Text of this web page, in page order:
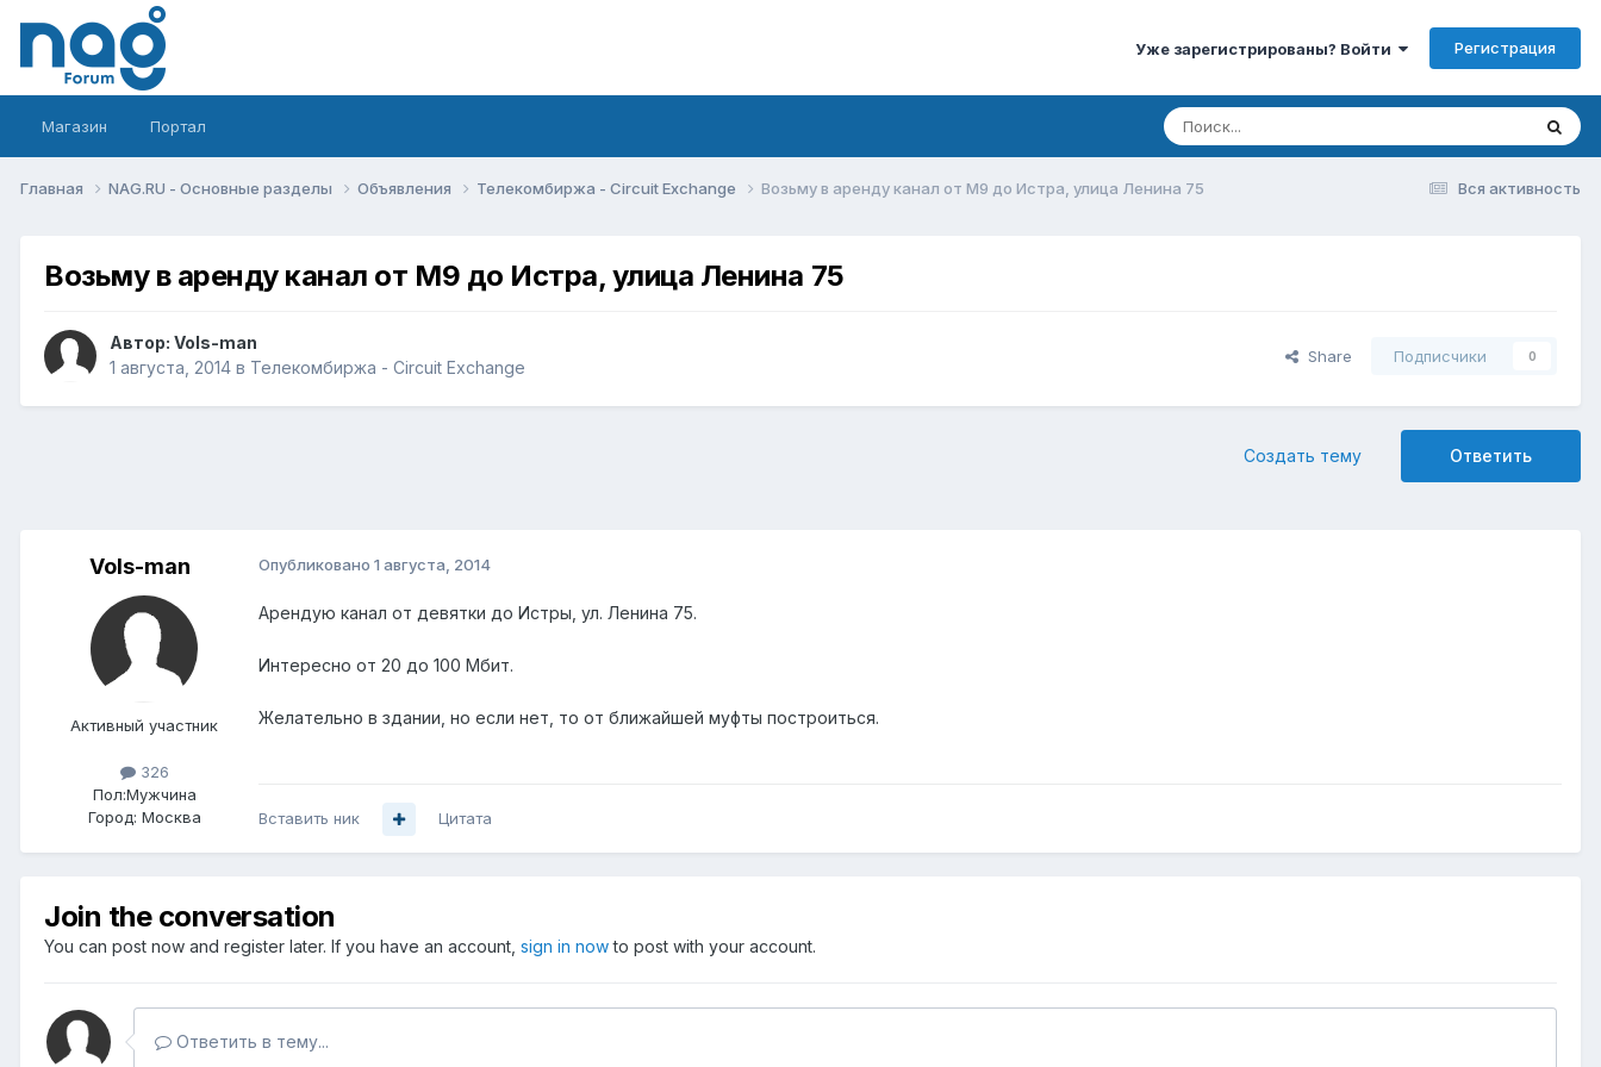
Уже зарегистрированы? Войти Регистрация
Магазин Портал
Вся активность
Главная NAG.RU - Основные разделы Объявления Телекомбиржа - Circuit Exchange Возьму в аренду канал от М9 до Истра, улица Ленина 75
Возьму в аренду канал от М9 до Истра, улица Ленина 75
Автор: Vols-man
1 августа, 2014 в Телекомбиржа - Circuit Exchange
Share Подписчики 0
Ответить
Создать тему
Vols-man
Активный участник
326
Пол:Мужчина
Город: Москва
Опубликовано 1 августа, 2014
Арендую канал от девятки до Истры, ул. Ленина 75.
Интересно от 20 до 100 Мбит.
Желательно в здании, но если нет, то от ближайшей муфты построиться.
Вставить ник Цитата
Join the conversation
You can post now and register later. If you have an account, sign in nowto post with your account.
Ответить в тему...